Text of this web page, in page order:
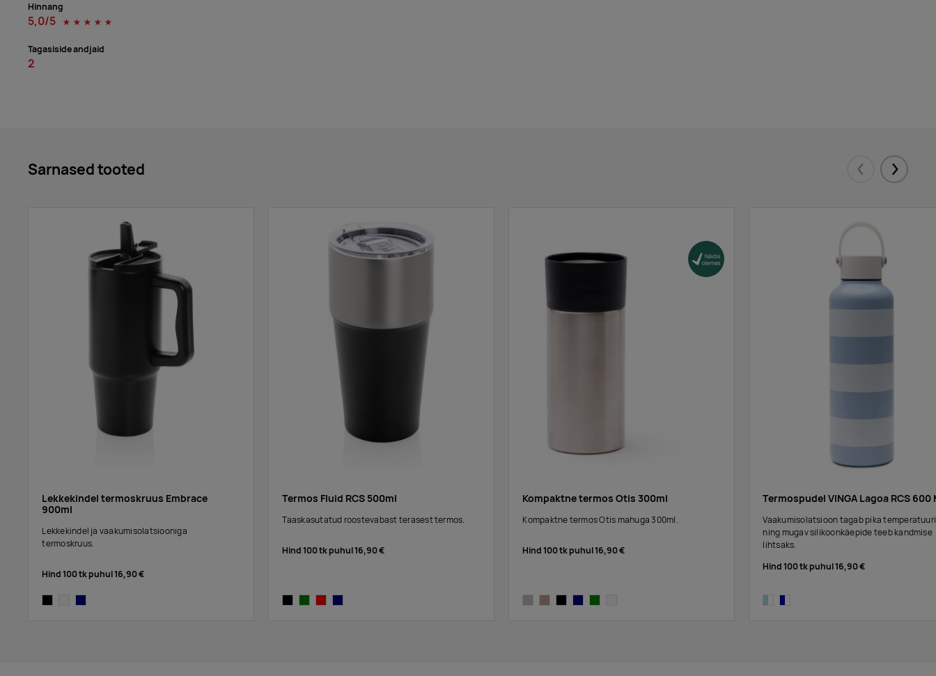
Hinnang
5,0/5 ☆
☆
☆
☆
☆
Tagasiside andjaid
2
Sarnased tooted Eelmised
Lekkekindel termoskruus Embrace
900ml
Lekkekindel ja vaakumisolatsiooniga
termoskruus.
Hind 100 tk puhul16,90 €
Termos Fluid RCS 500ml
Taaskasutatud roostevabast terasest termos.
Hind 100 tk puhul16,90 €
Kompaktne termos Otis 300ml
Kompaktne termos Otis mahuga 300ml.
Hind 100 tk puhul16,90 €
Termospudel VINGA Lagoa RCS 600
Vaakumisolatsioon tagab pika
ning mugav silikoonkäepide teeb kandmise
lihtsaks.
Hind 100 tk puhul16,90 €